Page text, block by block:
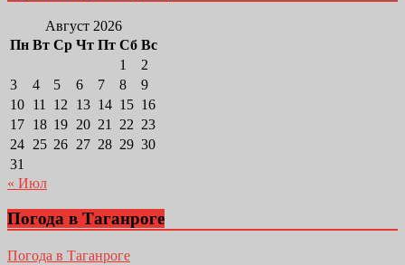
Август 2026
Пн Вт Ср Чт Пт Сб Вс
1
2
3
4 5 6 7 8
9
10 11 12 13 14 15 16
17 18 19 20 21 22 23
24 25 26 27 28 29 30
31
« Июл
Погода в Таганроге
Погода в Таганроге